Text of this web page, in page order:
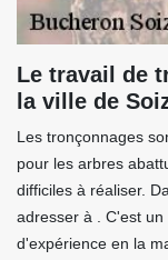
Le travail de
la ville de
Les tronçonnages
pour les arbres
difficiles à réaliser.
adresser à . C'est
d'expérience en la